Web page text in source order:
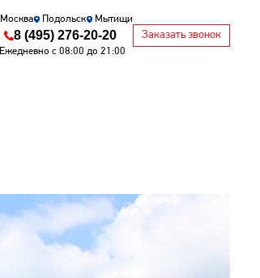
Москва Подольск Мытищи
8 (495) 276-20-20
Ежедневно с 08:00 до 21:00
Заказать звонок